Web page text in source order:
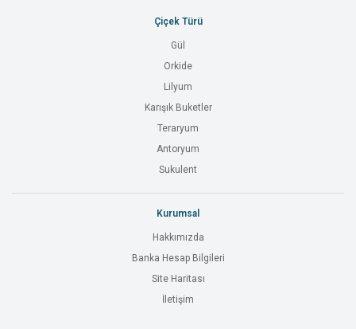
Çiçek Türü
Gül
Orkide
Lilyum
Karışık Buketler
Teraryum
Antoryum
Sukulent
Kurumsal
Hakkımızda
Banka Hesap Bilgileri
Site Haritası
İletişim